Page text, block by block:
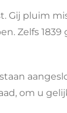
Gij pluim
Zelfs
om u